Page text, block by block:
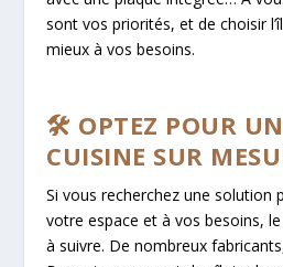
sont vos priorités, et de choisir
mieux à vos besoins.
🛠️ OPTEZ POUR
CUISINE SUR
Si vous recherchez une solution
votre espace et à vos besoins,
à suivre. De nombreux